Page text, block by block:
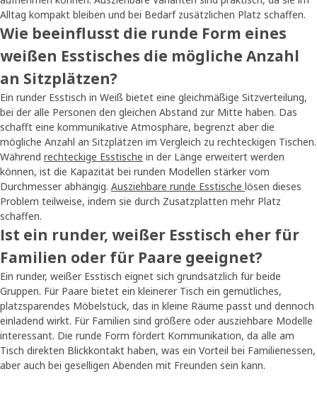
Alltag kompakt bleiben und bei Bedarf zusätzlichen Platz schaffen.
Wie beeinflusst die runde Form eines
weißen Esstisches die mögliche Anzahl
an Sitzplätzen?
Ein runder Esstisch in Weiß bietet eine gleichmäßige Sitzverteilung,
bei der alle Personen den gleichen Abstand zur Mitte haben. Das
schafft eine kommunikative Atmosphäre, begrenzt aber die
mögliche Anzahl an Sitzplätzen im Vergleich zu rechteckigen Tischen.
Während rechteckige Esstische in der Länge erweitert werden
können, ist die Kapazität bei runden Modellen stärker vom
Durchmesser abhängig. Ausziehbare runde Esstische lösen dieses
Problem teilweise, indem sie durch Zusatzplatten mehr Platz
schaffen.
Ist ein runder, weißer Esstisch eher für
Familien oder für Paare geeignet?
Ein runder, weißer Esstisch eignet sich grundsätzlich für beide
Gruppen. Für Paare bietet ein kleinerer Tisch ein gemütliches,
platzsparendes Möbelstück, das in kleine Räume passt und dennoch
einladend wirkt. Für Familien sind größere oder ausziehbare Modelle
interessant. Die runde Form fördert Kommunikation, da alle am
Tisch direkten Blickkontakt haben, was ein Vorteil bei Familienessen,
aber auch bei geselligen Abenden mit Freunden sein kann.